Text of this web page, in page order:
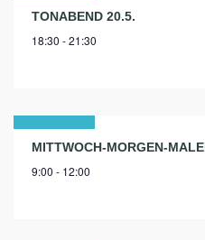
20
mai
TONABEND 20.5.
18:30 - 21:30
04
feb.
9:00 - 12:00